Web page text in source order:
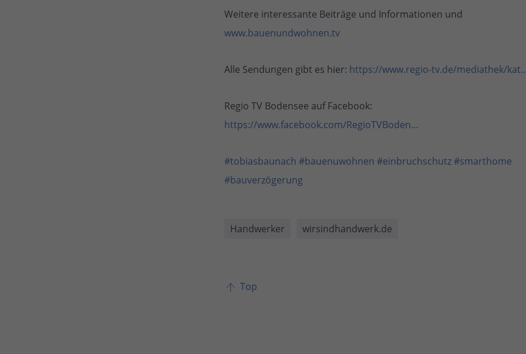
Weitere interessante Beiträge und Informationen und
www.bauenundwohnen.tv
Alle Sendungen gibt es hier: https://www.regio-tv.de/mediathek/
Regio TV Bodensee auf Facebook:
https://www.facebook.com/RegioTVBoden…
#tobiasbaunach #bauenuwohnen #einbruchschutz#smarthome
#bauverzögerung
Handwerker wirsindhandwerk.de
Top